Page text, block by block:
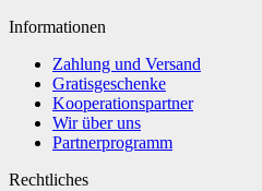
Informationen
Zahlung und Versand
Gratisgeschenke
Kooperationspartner
Wir über uns
Partnerprogramm
Rechtliches